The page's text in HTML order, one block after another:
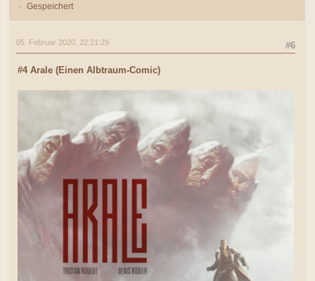
Gespeichert
#6
05. Februar 2020, 22:21:29
#4 Arale (Einen Albtraum-Comic)